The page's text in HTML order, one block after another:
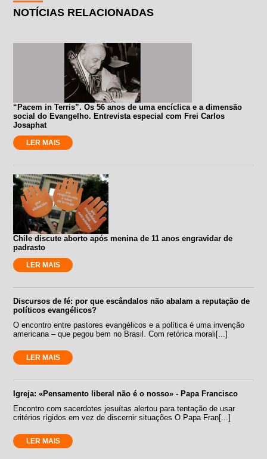
NOTÍCIAS RELACIONADAS
“Pacem in Terris”. Os 56 anos de uma encíclica e a dimensão
social do Evangelho. Entrevista especial com Frei Carlos
Josaphat
LER MAIS
Chile discute aborto após menina de 11 anos engravidar de
padrasto
LER MAIS
Discursos de fé: por que escândalos não abalam a reputação de
políticos evangélicos?
O encontro entre pastores evangélicos e a política é uma invenção
americana – que pegou bem no Brasil. Com retórica morali[...]
LER MAIS
Igreja: «Pensamento liberal não é o nosso» - Papa Francisco
Encontro com sacerdotes jesuítas alertou para tentação de usar
critérios rígidos em vez de discernir situações O Papa Fran[...]
LER MAIS